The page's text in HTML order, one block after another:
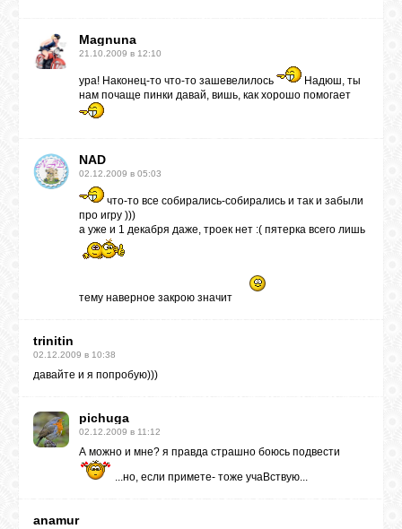
Magnuna
21.10.2009 в 12:10
ура! Наконец-то что-то зашевелилось
Надюш, ты
нам почаще пинки давай, вишь, как хорошо помогает
NAD
02.12.2009 в 05:03
что-то все собирались-собирались и так и забыли
про игру )))
а уже и 1 декабря даже, троек нет :( пятерка всего лишь
тему наверное закрою значит
trinitin
02.12.2009 в 10:38
давайте и я попробую)))
pichuga
02.12.2009 в 11:12
А можно и мне? я правда страшно боюсь подвести
...но, если примете- тоже учаВствую...
anamur